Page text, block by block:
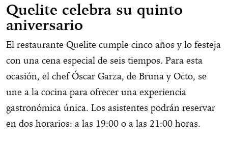
Quelite celebra su quinto
aniversario
El restaurante Quelite cumple cinco años y lo festeja
con una cena especial de seis tiempos. Para esta
ocasión, el chef Óscar Garza, de Bruna y Octo, se
une a la cocina para ofrecer una experiencia
gastronómica única. Los asistentes podrán reservar
en dos horarios: a las 19:00 o a las 21:00 horas.